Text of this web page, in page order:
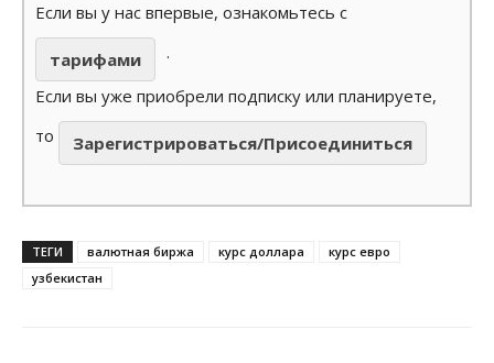
Если вы у нас впервые, ознакомьтесь с
тарифами
.
Если вы уже приобрели подписку или планируете,
то
Зарегистрироваться/Присоединиться
ТЕГИ валютная биржа курс доллара
курс евро
узбекистан